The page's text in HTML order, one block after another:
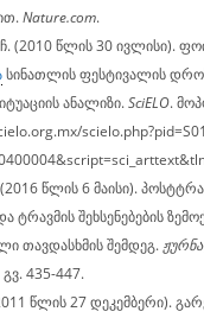
Nature.com.
ჩ. (2010 წლის 30 ივლისი).
სინათლის ფესტივალის
ანალიზი.SciELO.
წლის 6 მაისი).
შეხსენებების
თავდასხმის შემდეგ.
გვ. 435-447.
წლის 27 დეკემბერი).